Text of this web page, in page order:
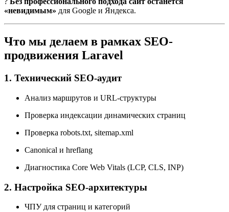
«невидимым» для Google и Яндекса.
Что мы делаем в рамках SEO-
продвижения Laravel
1. Технический SEO-аудит
Анализ маршрутов и URL-структуры
Проверка индексации динамических страниц
Проверка robots.txt, sitemap.xml
Canonical и hreflang
Диагностика Core Web Vitals (LCP, CLS, INP)
2. Настройка SEO-архитектуры
ЧПУ для страниц и категорий